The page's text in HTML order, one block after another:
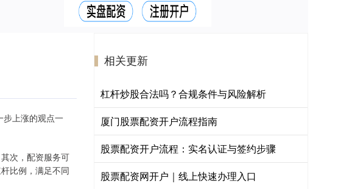
上涨的观点一
次，配资服务可
比例，满足不同
相关更新
杠杆炒股合法吗？合规条件与风险解析
厦门股票配资开户流程指南
股票配资开户流程：实名认证与签约步骤
股票配资网开户｜线上快速办理入口